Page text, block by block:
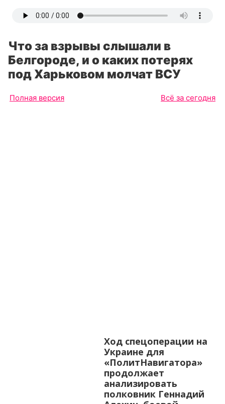
Что за взрывы слышали в
Белгороде, и о каких потерях
под Харьковом молчат ВСУ
Полная версия Всё за сегодня
Ход спецоперации на
Украине для
«ПолитНавигатора»
продолжает
анализировать
полковник Геннадий